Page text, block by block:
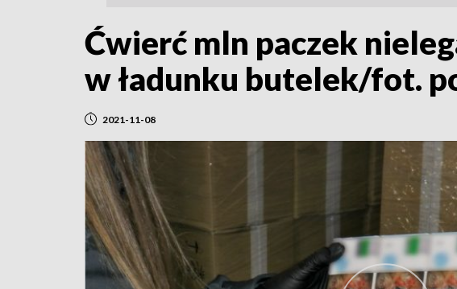
Ćwierć mln paczek
w ładunku butelek/fot.
2021-11-08